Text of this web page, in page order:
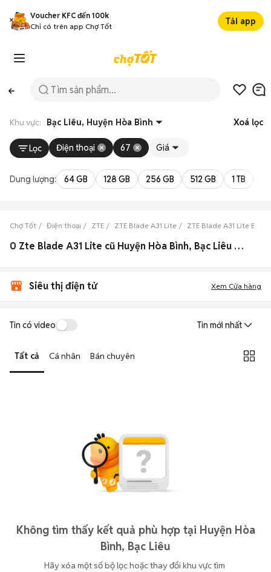
Voucher KFC đến 100k
Chỉ có trên app Chợ Tốt
Tải app
Khu vực: Bạc Liêu, Huyện Hòa Bình Xoá lọc
Lọc Điện thoại 67 Giá
Dung lượng: 64 GB 128 GB 256 GB 512 GB 1 TB
Chợ Tốt Điện thoại ZTE ZTE Blade A31 Lite ZTE Blade A31 Lite Bạc
0 Zte Blade A31 Lite cũ Huyện Hòa Bình, Bạc Liêu đẹp
Siêu thị điện tử Xem Cửa hàng
Tin có video Tin mới nhất
Tất cả Cá nhân Bán chuyên
Không tìm thấy kết quả phù hợp tại Huyện Hòa
Bình, Bạc Liêu
Hãy xóa một số bộ lọc hoặc thay đổi khu vực tìm